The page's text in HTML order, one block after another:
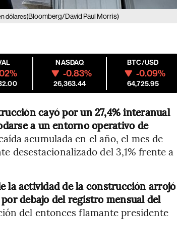
dólares(Bloomberg/David Paul Morris)
NASDAQ
-0.83%
26,363.44
BTC/USD
-0.09%
64,725.95
cayó por un 27,4% interanual
a un entorno operativo de
acumulada en el año, el mes de
desestacionalizado del 3,1% frente a
la actividad de la construcción arrojó
debajo del registro mensual del
del entonces flamante presidente